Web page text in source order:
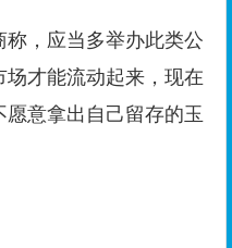
，应当多举办此类公
才能流动起来，现在
意拿出自己留存的玉